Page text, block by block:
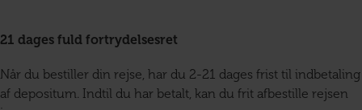
21 dages fuld fortrydelsesret
Når du bestiller din rejse, har du 2-21 dages frist til indbetaling
af depositum. Indtil du har betalt, kan du frit afbestille rejsen